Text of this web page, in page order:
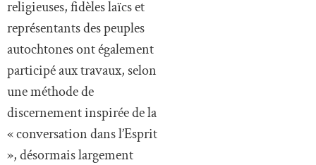
religieuses, fidèles laïcs et
représentants des peuples
autochtones ont également
participé aux travaux, selon
une méthode de
discernement inspirée de la
« conversation dans l’Esprit
», désormais largement